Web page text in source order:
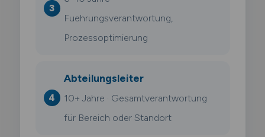
Fuehrungsverantwortung,
Prozessoptimierung
Abteilungsleiter
10+ Jahre · Gesamtverantwortung
für Bereich oder Standort